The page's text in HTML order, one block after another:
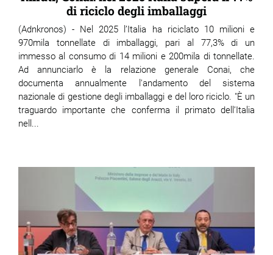
di riciclo degli imballaggi
(Adnkronos) - Nel 2025 l’Italia ha riciclato 10 milioni e
970mila tonnellate di imballaggi, pari al 77,3% di un
immesso al consumo di 14 milioni e 200mila di tonnellate.
Ad annunciarlo è la relazione generale Conai, che
documenta annualmente l'andamento del sistema
nazionale di gestione degli imballaggi e del loro riciclo. "È un
traguardo importante che conferma il primato dell’Italia
nell...